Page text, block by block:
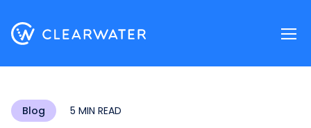
Blog 5 MIN READ